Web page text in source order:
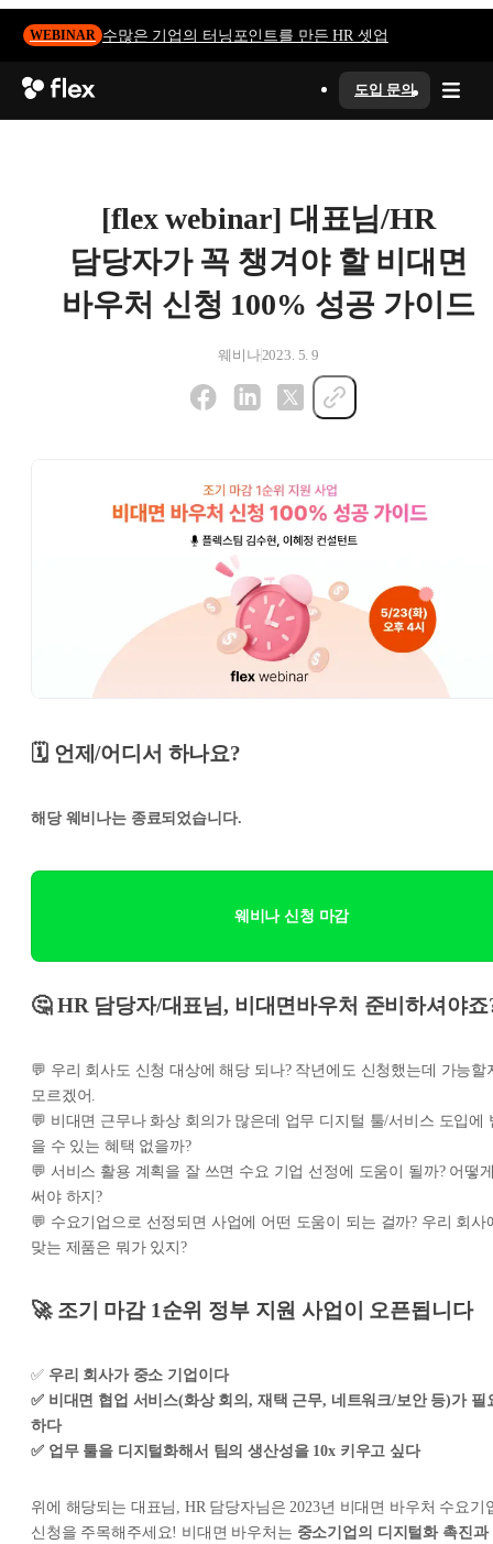
WEBINAR 수많은 기업의 터닝포인트를 만든 HR 셋업
도입 문의
[flex webinar] 대표님/HR
담당자가 꼭 챙겨야 할 비대면
바우처 신청 100% 성공 가이드
웨비나2023. 5. 9
🗓️ 언제/어디서 하나요?
해당 웨비나는 종료되었습니다.
웨비나 신청 마감
🤔 HR 담당자/대표님, 비대면바우처 준비하셔야죠
💬 우리 회사도 신청 대상에 해당 되나? 작년에도 신청했는데 가능할
모르겠어.
💬 비대면 근무나 화상 회의가 많은데 업무 디지털 툴/서비스 도입에
을 수 있는 혜택 없을까?
💬 서비스 활용 계획을 잘 쓰면 수요 기업 선정에 도움이 될까? 어떻
써야 하지?
💬 수요기업으로 선정되면 사업에 어떤 도움이 되는 걸까? 우리 회사
맞는 제품은 뭐가 있지?
🚀 조기 마감 1순위 정부 지원 사업이 오픈됩니다
✅ 우리 회사가 중소 기업이다
✅ 비대면 협업 서비스(화상 회의, 재택 근무, 네트워크/보안 등)가 필
하다
✅ 업무 툴을 디지털화해서 팀의 생산성을 10x 키우고 싶다
위에 해당되는 대표님, HR 담당자님은 2023년 비대면 바우처 수요기
신청을 주목해주세요! 비대면 바우처는 중소기업의 디지털화 촉진과